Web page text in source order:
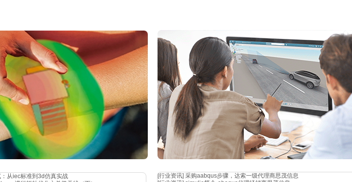
[行业资讯] 采购aabqus步骤，达索一级代理商思茂信息
从iec标准到3d仿真实战